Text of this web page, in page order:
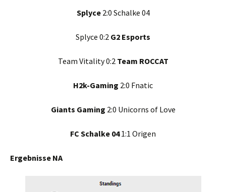
Splyce2:0 Schalke 04
Splyce 0:2 G2 Esports
Team Vitality 0:2 Team ROCCAT
H2k-Gaming 2:0 Fnatic
Giants Gaming 2:0 Unicorns of Love
FC Schalke 041:1 Origen
Ergebnisse NA